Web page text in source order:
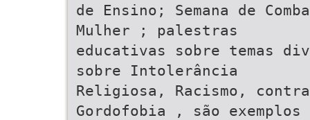
de Ensino; Semana de
Mulher ; palestras
educativas sobre temas
sobre Intolerância
Religiosa, Racismo,
Gordofobia , são exemplos